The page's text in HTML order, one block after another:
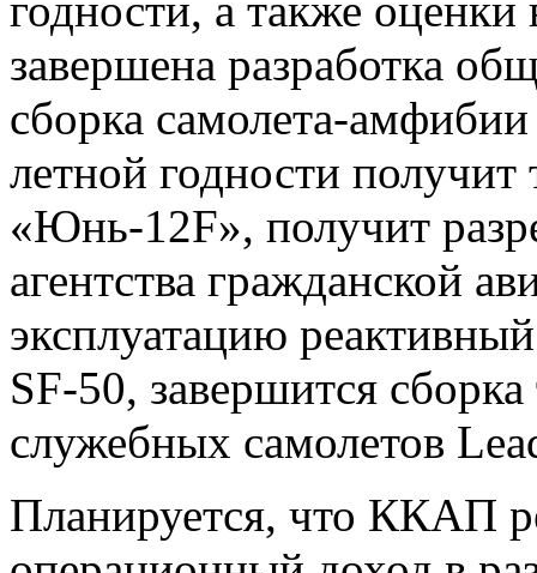
завершена разработка
сборка самолета-
летной годности
«Юнь-12F», получит
агентства гражданской
эксплуатацию
SF-50, завершится
служебных самолетов
Планируется, что ККАП